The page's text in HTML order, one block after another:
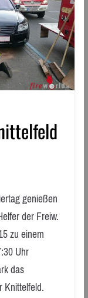
genießen
der Freiw.
zu einem
Uhr
das